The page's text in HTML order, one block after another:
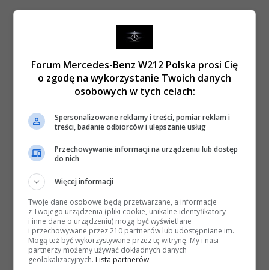
Forum Mercedes-Benz W212 Polska prosi Cię
o zgodę na wykorzystanie Twoich danych
osobowych w tych celach:
Spersonalizowane reklamy i treści, pomiar reklam i
treści, badanie odbiorców i ulepszanie usług
Przechowywanie informacji na urządzeniu lub dostęp
do nich
Więcej informacji
Twoje dane osobowe będą przetwarzane, a informacje
z Twojego urządzenia (pliki cookie, unikalne identyfikatory
i inne dane o urządzeniu) mogą być wyświetlane
i przechowywane przez 210 partnerów lub udostępniane im.
Mogą też być wykorzystywane przez tę witrynę. My i nasi
partnerzy możemy używać dokładnych danych
geolokalizacyjnych. Lista partnerów